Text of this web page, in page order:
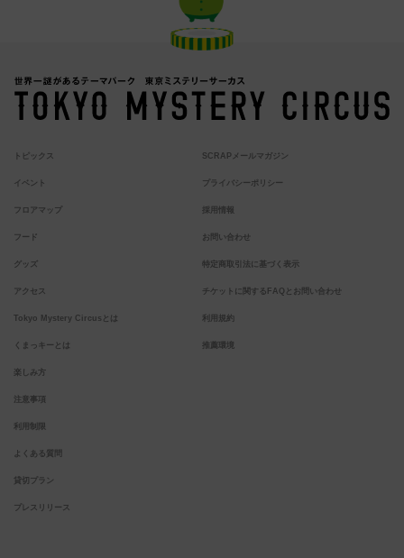
トピックス
イベント
フロアマップ
フード
グッズ
アクセス
Tokyo Mystery Circusとは
くまっキーとは
楽しみ方
注意事項
利用制限
よくある質問
貸切プラン
プレスリリース
SCRAPメールマガジン
プライバシーポリシー
採用情報
お問い合わせ
特定商取引法に基づく表示
チケットに関するFAQとお問い合わせ
利用規約
推薦環境